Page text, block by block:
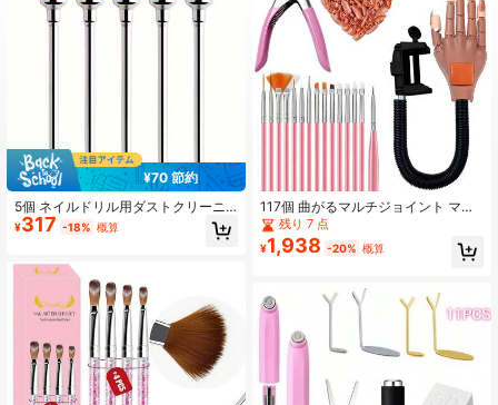
¥70 節約
5個 ネイルドリル用ダストクリーニ
ングブラシ ネイルポリッシュ研磨ド
リルクリーニングブラシヘッド 電動
リムーバーアクセサリーツール
¥317 -18% 概算
117個 曲がるマルチジョイント マニ
キュア練習キット、自由に調整可能
な姿勢のハンドモデル、初心者ネイ
ルアート、フローラルデザイン、サ
残り 7 点
¥1,938 -20% 概算